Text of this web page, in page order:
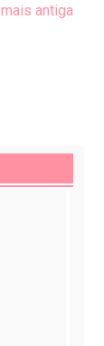
antiga